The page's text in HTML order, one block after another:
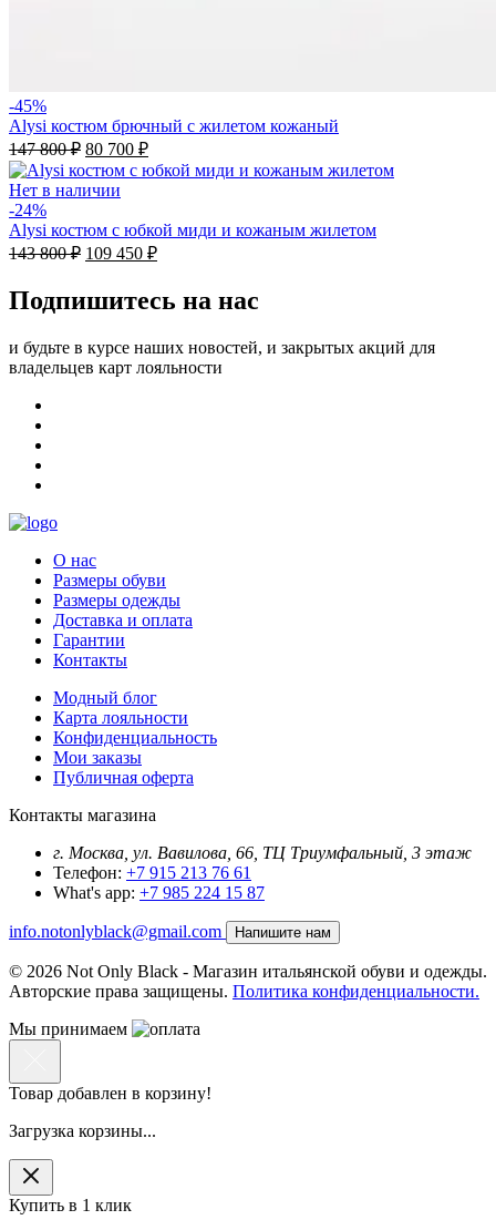
-45%
Alysi костюм брючный с жилетом кожаный
147 800₽ 80 700 ₽
Нет в наличии
-24%
Alysi костюм с юбкой миди и кожаным жилетом
143 800₽ 109 450 ₽
Подпишитесь на нас
и будьте в курсе наших новостей, и закрытых акций для
владельцев карт лояльности
О нас
Размеры обуви
Размеры одежды
Доставка и оплата
Гарантии
Контакты
Модный блог
Карта лояльности
Конфиденциальность
Мои заказы
Публичная оферта
Контакты магазина
г. Москва, ул. Вавилова, 66, ТЦ Триумфальный, 3 этаж
Телефон: +7 915 213 76 61
What's app: +7 985 224 15 87
info.notonlyblack@gmail.com Напишите нам
© 2026 Not Only Black - Магазин итальянской обуви и одежды.
Авторские права защищены. Политика конфиденциальности.
Мы принимаем
Товар добавлен в корзину!
Загрузка корзины...
Купить в 1 клик